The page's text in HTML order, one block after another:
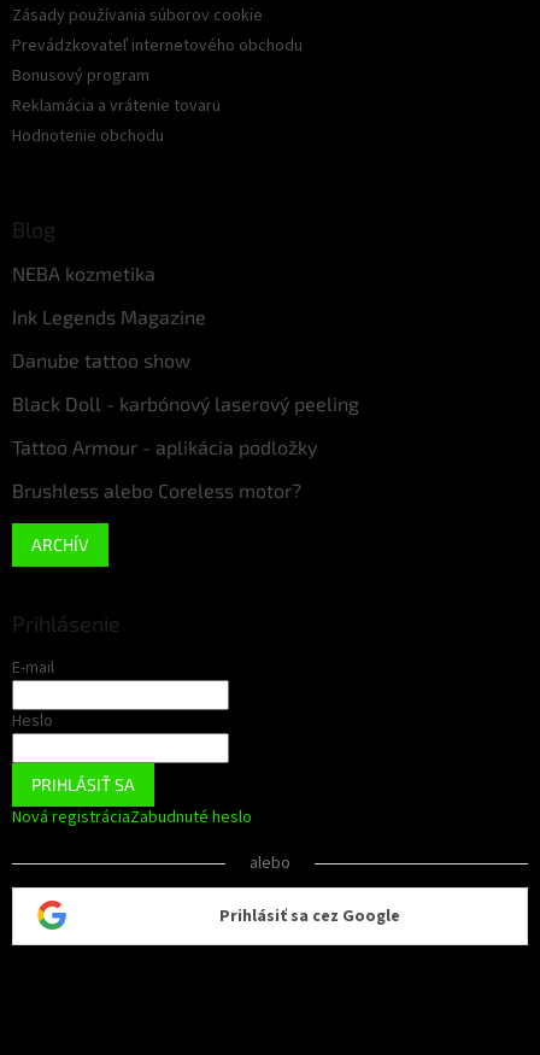
Zásady používania súborov cookie
Prevádzkovateľ internetového obchodu
Bonusový program
Reklamácia a vrátenie tovaru
Hodnotenie obchodu
Blog
NEBA kozmetika
Ink Legends Magazine
Danube tattoo show
Black Doll - karbónový laserový peeling
Tattoo Armour - aplikácia podložky
Brushless alebo Coreless motor?
ARCHÍV
Prihlásenie
E-mail
Heslo
PRIHLÁSIŤ SA
Nová registráciaZabudnuté heslo
alebo
Prihlásiť sa cez Google